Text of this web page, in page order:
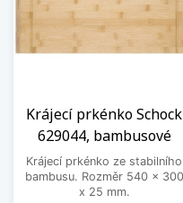
Krájecí prkénko Schock
629044, bambusové
Krájecí prkénko ze stabilního
bambusu. Rozměr 540 x 300
x 25 mm.